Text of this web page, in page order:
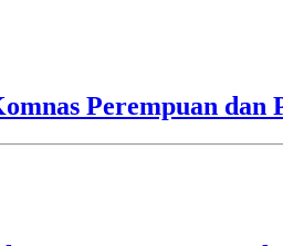
Perempuan dan